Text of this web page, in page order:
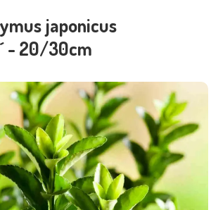
japonicus
- 20/30cm